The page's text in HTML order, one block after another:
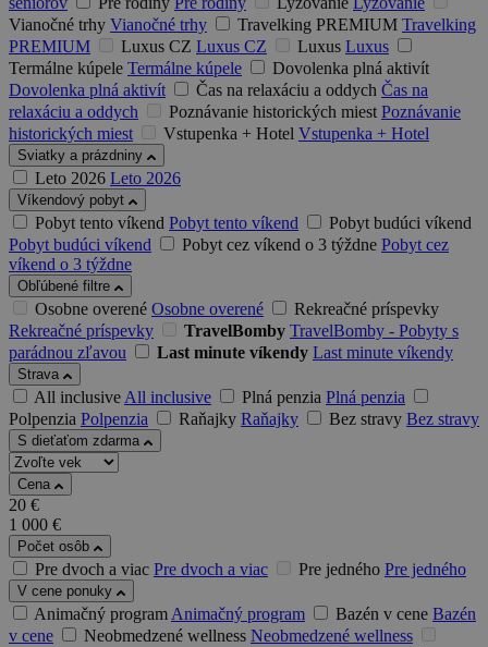
Vianočné trhy Vianočné trhy Travelking PREMIUM Travelking
PREMIUM
Luxus CZ Luxus CZ Luxus Luxus
Termálne kúpele Termálne kúpele
Dovolenka plná aktivít
Dovolenka plná aktivít
Čas na relaxáciu a oddych Čas na
relaxáciu a oddych
Poznávanie historických miest Poznávanie
historických miest
Vstupenka + Hotel Vstupenka + Hotel
Sviatky a prázdniny
Leto 2026 Leto 2026
Víkendový pobyt
Pobyt tento víkend Pobyt tento víkend
Pobyt budúci víkend
Pobyt budúci víkend
Pobyt cez víkend o 3 týždne Pobyt cez
víkend o 3 týždne
Obľúbené filtre
Osobne overené Osobne overené
Rekreačné príspevky
Rekreačné príspevky
TravelBomby TravelBomby - Pobyty s
parádnou zľavou
Last minute víkendy Last minute víkendy
Strava
All inclusiveAll inclusive Plná penzia Plná penzia
Polpenzia Polpenzia Raňajky Raňajky Bez stravy Bez stravy
S dieťaťom zdarma
Cena
20 €
1 000 €
Počet osôb
Pre dvoch a viac Pre dvoch a viac Pre jedného Pre jedného
V cene ponuky
Animačný programAnimačný program Bazén v cene Bazén
v cene
Neobmedzené wellness Neobmedzené wellness